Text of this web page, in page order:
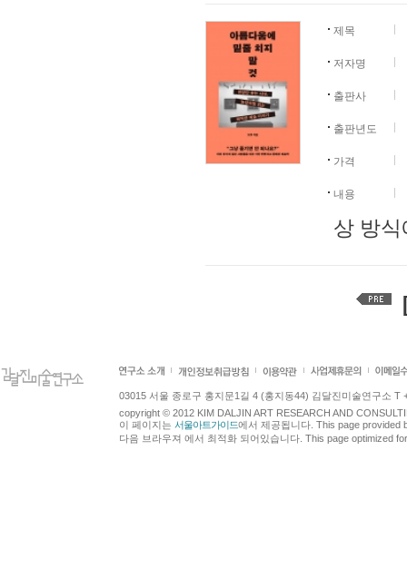
제목
저자명
출판사
출판년도
가격
내용
상 방
03015 서울 종로구 홍지문1길 4 (홍지동44) 김달진미술연구소 T
copyright © 2012 KIM DALJIN ART RESEARCH AND
이 페이지는 서울아트가이드에서 제공됩니다. This page provided
다음 브라우져 에서 최적화 되어있습니다. This page optimized